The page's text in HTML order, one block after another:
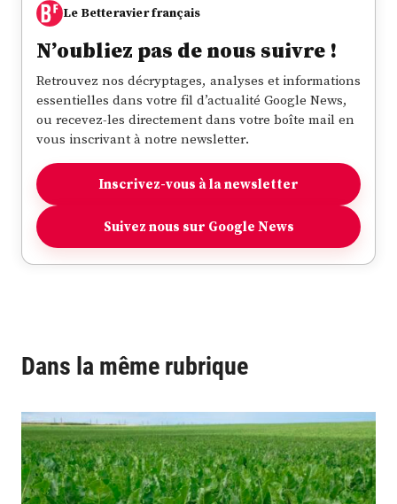
Le Betteravier français
N’oubliez pas de nous suivre !
Retrouvez nos décryptages, analyses et informations
essentielles dans votre fil d’actualité Google News,
ou recevez-les directement dans votre boîte mail en
vous inscrivant à notre newsletter.
Inscrivez-vous à la newsletter
Suivez nous sur Google News
Dans la même rubrique